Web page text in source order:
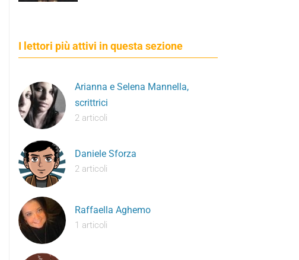
I lettori più attivi in questa sezione
Arianna e Selena Mannella,
scrittrici
2 articoli
Daniele Sforza
2 articoli
Raffaella Aghemo
1 articoli